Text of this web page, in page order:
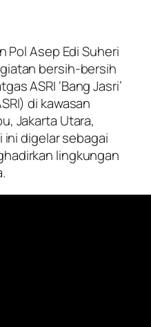
Pol Asep Edi Suheri
bersih-bersih
ASRI ‘Bang Jasri’
di kawasan
Jakarta Utara,
ini digelar sebagai
lingkungan